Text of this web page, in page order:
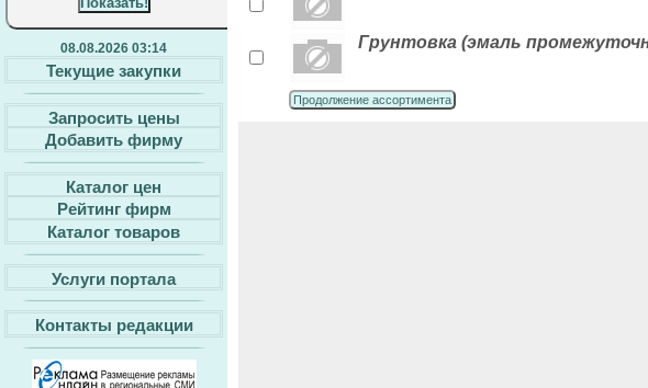
08.08.2026 03:14
Текущие закупки
Запросить цены
Добавить фирму
Каталог цен
Рейтинг фирм
Каталог товаров
Услуги портала
Контакты редакции
Грунтовка (эмаль
Продолжение ассортимента